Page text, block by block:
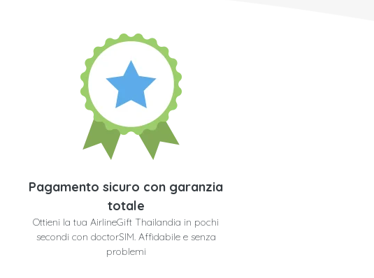
Pagamento sicuro con garanzia
totale
Ottieni la tua AirlineGift Thailandia in pochi
secondi con doctorSIM. Affidabile e senza
problemi